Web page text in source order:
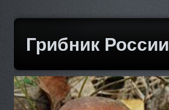
Грибник России